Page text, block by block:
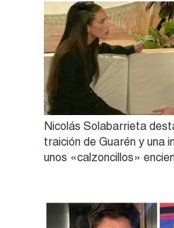
Nicolás Solabarrieta
traición de Guarén y una
unos «calzoncillos»